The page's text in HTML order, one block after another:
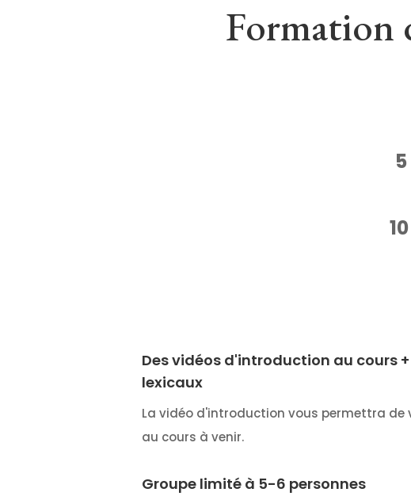
Formation
Des vidéos d'introduction au cours
lexicaux
La vidéo d'introduction vous permettra de
au cours à venir.
Groupe limité à 5-6 personnes